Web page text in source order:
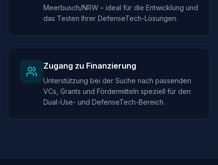
Meerbusch/NRW – ideal für die Entwicklung und
das Testen Ihrer DefenseTech-Lösungen.
Zugang zu Finanzierung
Unterstützung bei der Suche nach passenden
VCs, Grants und Fördermitteln speziell für den
Dual-Use- und DefenseTech-Bereich.